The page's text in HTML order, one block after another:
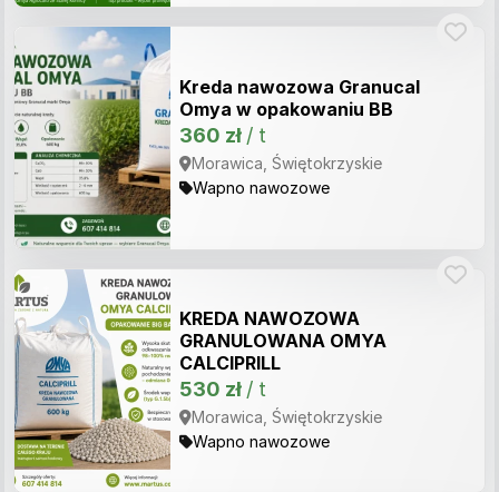
Kreda nawozowa Granucal
Omya w opakowaniu BB
360 zł / t
Morawica, Świętokrzyskie
Wapno nawozowe
KREDA NAWOZOWA
GRANULOWANA OMYA
CALCIPRILL
530 zł / t
Morawica, Świętokrzyskie
Wapno nawozowe